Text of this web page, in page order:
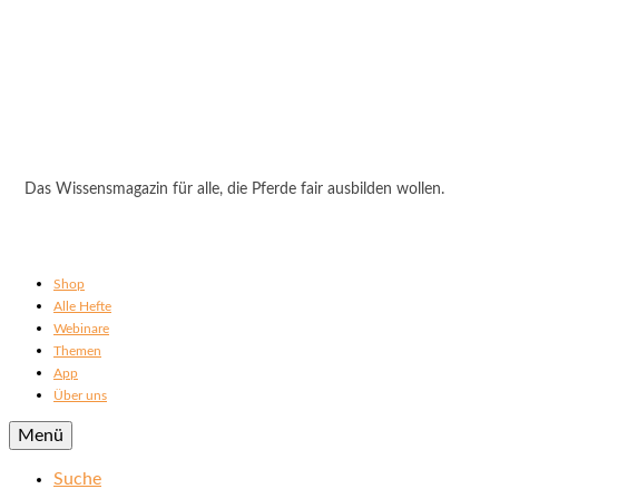
Das Wissensmagazin für alle, die Pferde fair ausbilden wollen.
Shop
Alle Hefte
Webinare
Themen
App
Über uns
Menü
Suche